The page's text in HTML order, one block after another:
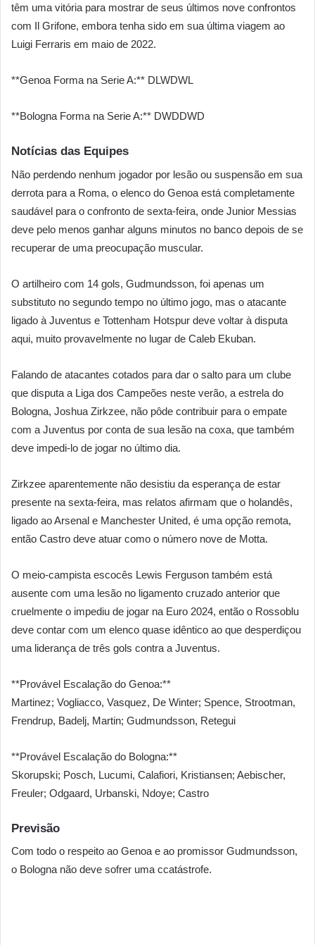
têm uma vitória para mostrar de seus últimos nove confrontos
com Il Grifone, embora tenha sido em sua última viagem ao
Luigi Ferraris em maio de 2022.
**Genoa Forma na Serie A:** DLWDWL
**Bologna Forma na Serie A:** DWDDWD
Notícias das Equipes
Não perdendo nenhum jogador por lesão ou suspensão em sua
derrota para a Roma, o elenco do Genoa está completamente
saudável para o confronto de sexta-feira, onde Junior Messias
deve pelo menos ganhar alguns minutos no banco depois de se
recuperar de uma preocupação muscular.
O artilheiro com 14 gols, Gudmundsson, foi apenas um
substituto no segundo tempo no último jogo, mas o atacante
ligado à Juventus e Tottenham Hotspur deve voltar à disputa
aqui, muito provavelmente no lugar de Caleb Ekuban.
Falando de atacantes cotados para dar o salto para um clube
que disputa a Liga dos Campeões neste verão, a estrela do
Bologna, Joshua Zirkzee, não pôde contribuir para o empate
com a Juventus por conta de sua lesão na coxa, que também
deve impedi-lo de jogar no último dia.
Zirkzee aparentemente não desistiu da esperança de estar
presente na sexta-feira, mas relatos afirmam que o holandês,
ligado ao Arsenal e Manchester United, é uma opção remota,
então Castro deve atuar como o número nove de Motta.
O meio-campista escocês Lewis Ferguson também está
ausente com uma lesão no ligamento cruzado anterior que
cruelmente o impediu de jogar na Euro 2024, então o Rossoblu
deve contar com um elenco quase idêntico ao que desperdiçou
uma liderança de três gols contra a Juventus.
**Provável Escalação do Genoa:**
Martinez; Vogliacco, Vasquez, De Winter; Spence, Strootman,
Frendrup, Badelj, Martin; Gudmundsson, Retegui
**Provável Escalação do Bologna:**
Skorupski; Posch, Lucumi, Calafiori, Kristiansen; Aebischer,
Freuler; Odgaard, Urbanski, Ndoye; Castro
Previsão
Com todo o respeito ao Genoa e ao promissor Gudmundsson,
o Bologna não deve sofrer uma ccatástrofe.